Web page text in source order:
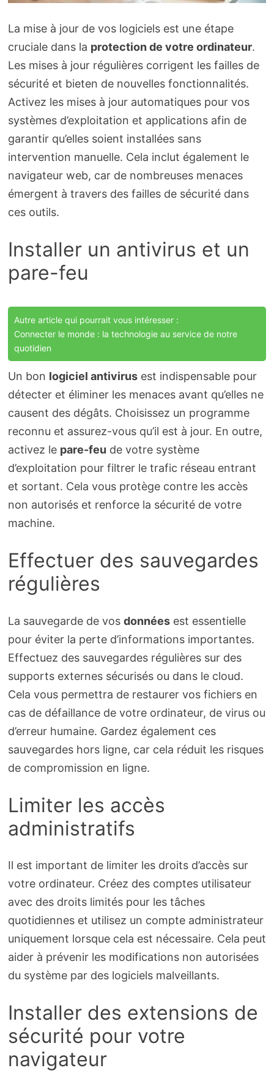
La mise à jour de vos logiciels est une étape
cruciale dans la protection de votre ordinateur.
Les mises à jour régulières corrigent les failles de
sécurité et bieten de nouvelles fonctionnalités.
Activez les mises à jour automatiques pour vos
systèmes d’exploitation et applications afin de
garantir qu’elles soient installées sans
intervention manuelle. Cela inclut également le
navigateur web, car de nombreuses menaces
émergent à travers des failles de sécurité dans
ces outils.
Installer un antivirus et un
pare-feu
Autre article qui pourrait vous intéresser :
Connecter le monde : la technologie au service de notre
quotidien
Un bon logiciel antivirusest indispensable pour
détecter et éliminer les menaces avant qu’elles ne
causent des dégâts. Choisissez un programme
reconnu et assurez-vous qu’il est à jour. En outre,
activez le pare-feu de votre système
d’exploitation pour filtrer le trafic réseau entrant
et sortant. Cela vous protège contre les accès
non autorisés et renforce la sécurité de votre
machine.
Effectuer des sauvegardes
régulières
La sauvegarde de vos donnéesest essentielle
pour éviter la perte d’informations importantes.
Effectuez des sauvegardes régulières sur des
supports externes sécurisés ou dans le cloud.
Cela vous permettra de restaurer vos fichiers en
cas de défaillance de votre ordinateur, de virus ou
d’erreur humaine. Gardez également ces
sauvegardes hors ligne, car cela réduit les risques
de compromission en ligne.
Limiter les accès
administratifs
Il est important de limiter les droits d’accès sur
votre ordinateur. Créez des comptes utilisateur
avec des droits limités pour les tâches
quotidiennes et utilisez un compte administrateur
uniquement lorsque cela est nécessaire. Cela peut
aider à prévenir les modifications non autorisées
du système par des logiciels malveillants.
Installer des extensions de
sécurité pour votre
navigateur